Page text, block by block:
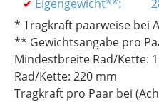
✔ Eigengewicht**:
* Tragkraft paarweise bei
** Gewichtsangabe pro
Mindestbreite Rad/Kette:
Rad/Kette: 220 mm
Tragkraft pro Paar bei